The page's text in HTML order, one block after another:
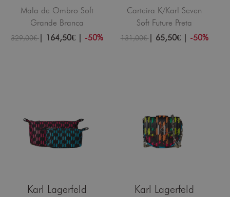
Mala de Ombro Soft
Grande Branca
329,00€| 164,50€ | -50%
Carteira K/Karl Seven
Soft Future Preta
131,00€| 65,50€| -50%
Karl Lagerfeld Karl Lagerfeld